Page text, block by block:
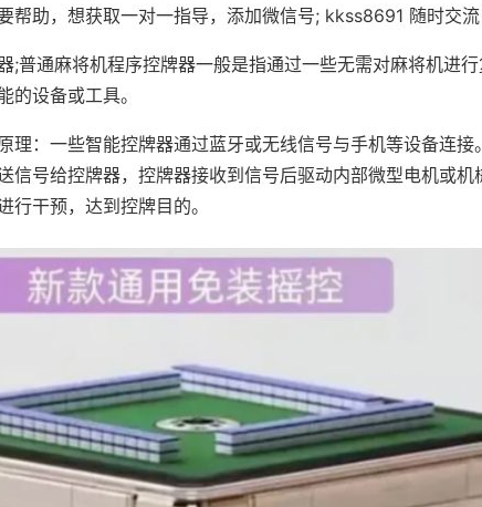
帮助，想获取一对一指导，添加微信号; kkss8691 随时交流
;普通麻将机程序控牌器一般是指通过一些无需对麻将机进
的设备或工具。
理：一些智能控牌器通过蓝牙或无线信号与手机等设备连接
信号给控牌器，控牌器接收到信号后驱动内部微型电机或机
行干预，达到控牌目的。